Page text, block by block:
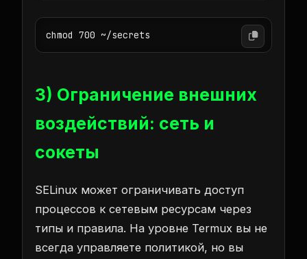
chmod 700 ~/secrets
3) Ограничение внешних
воздействий: сеть и
сокеты
SELinux может ограничивать доступ
процессов к сетевым ресурсам через
типы и правила. На уровне Termux вы не
всегда управляете политикой, но вы